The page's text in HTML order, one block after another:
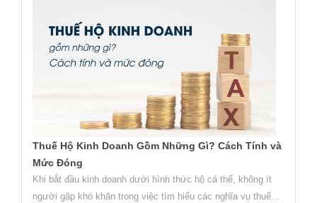
Thuế Hộ Kinh Doanh Gồm Những Gì? Cách Tính và
Mức Đóng
Khi bắt đầu kinh doanh dưới hình thức hộ cá thể, không ít
người gặp khó khăn trong việc tìm hiểu các nghĩa vụ thuế...